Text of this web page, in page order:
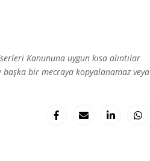
Kanununa uygun kısa alıntılar
başka bir mecraya kopyalanamaz veya